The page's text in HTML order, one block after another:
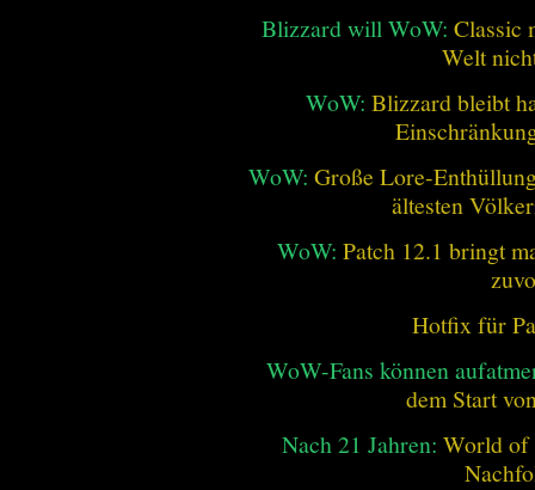
Blizzard will WoW: Classic
Welt
WoW: Blizzard bleibt
WoW: Große Lore-
ältesten
WoW: Patch 12.1 bringt
Hotfix für
WoW-Fans können
dem Start
Nach 21 Jahren: World of